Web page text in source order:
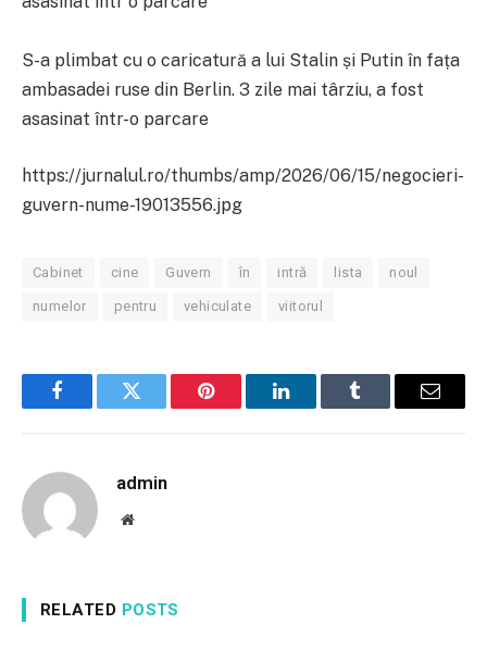
S-a plimbat cu o caricatură a lui Stalin și Putin în fața
ambasadei ruse din Berlin. 3 zile mai târziu, a fost
asasinat într-o parcare
https://jurnalul.ro/thumbs/amp/2026/06/15/negocieri-
guvern-nume-19013556.jpg
Cabinet cine Guvern în intră lista noul
numelor pentru vehiculate viitorul
FacebookTwitter Pinterest LinkedInTumblr Email
admin
Website
RELATED POSTS